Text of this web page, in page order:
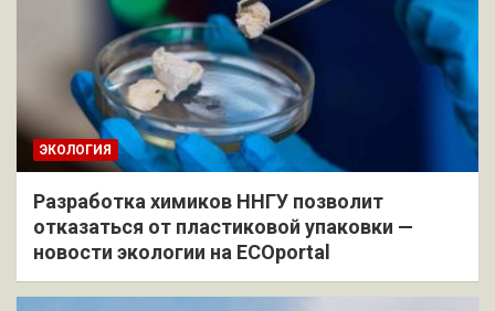
ЭКОЛОГИЯ
Разработка химиков ННГУ позволит
отказаться от пластиковой упаковки —
новости экологии на ECOportal